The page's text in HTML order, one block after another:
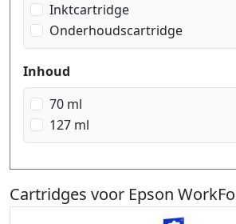
Inktcartridge
Onderhoudscartridge
Inhoud
70 ml
127 ml
Cartridges voor Epson